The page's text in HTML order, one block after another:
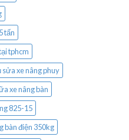
tấn
tphcm
sửa xe nâng phuy
xe nâng bàn
825-15
bàn điện 350kg